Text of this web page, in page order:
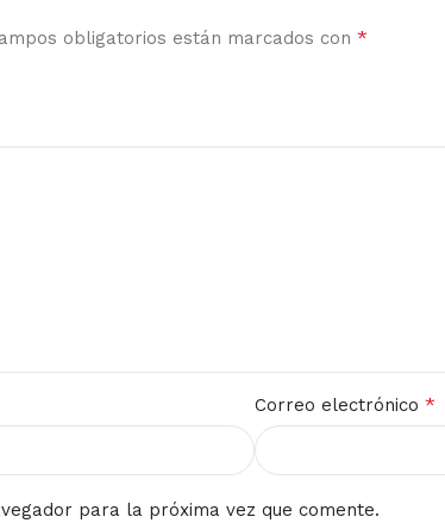
obligatorios están marcados con *
Correo electrónico *
para la próxima vez que comente.